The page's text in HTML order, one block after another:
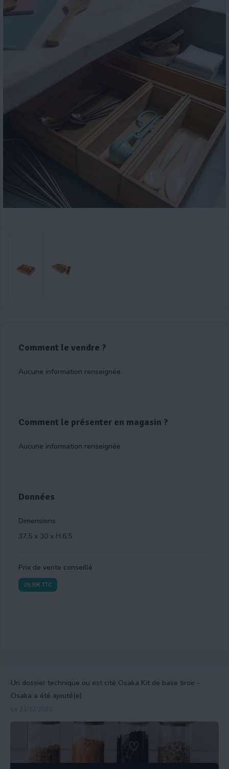
Comment le vendre ?
Aucune information renseignée
Comment le présenter en magasin ?
Aucune information renseignée
Données
Dimensions
37,5 x 30 x H.6.5
Prix de vente conseillé
29,99€ TTC
Un dossier technique ou est cité Osaka Kit de base tiroir -
Osaka a été ajouté(e)